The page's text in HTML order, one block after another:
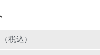
税込）